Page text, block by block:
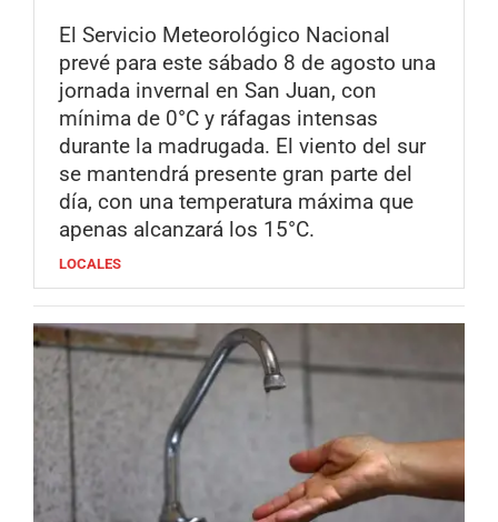
El Servicio Meteorológico Nacional
prevé para este sábado 8 de agosto una
jornada invernal en San Juan, con
mínima de 0°C y ráfagas intensas
durante la madrugada. El viento del sur
se mantendrá presente gran parte del
día, con una temperatura máxima que
apenas alcanzará los 15°C.
LOCALES